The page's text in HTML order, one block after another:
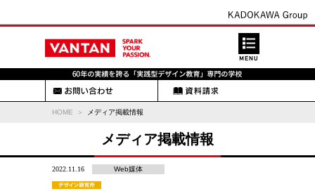
HOME メディア掲載情報
メディア掲載情報
2022.11.16 Web媒体